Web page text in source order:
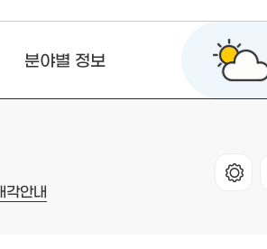
분야별 정보
각안내